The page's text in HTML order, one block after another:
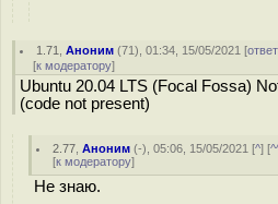
1.71 ,Аноним (71), 01:34, 15/05/2021 [
[к модератору]
Ubuntu 20.04 LTS (Focal Fossa)
(code not present)
2.77 ,Аноним (-), 05:06, 15/05/2021 [^] [
[к модератору]
Не знаю.